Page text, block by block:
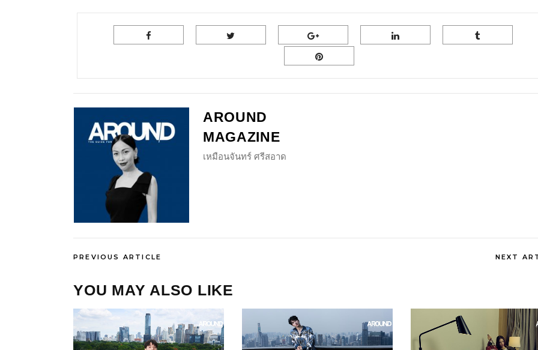
AROUND
MAGAZINE
เหมือนจันทร์ ศรีสอาด
PREVIOUS ARTICLE NEXT
YOU MAY ALSO LIKE